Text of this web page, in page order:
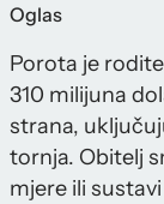
Oglas
Porota je
310 milijuna
strana,
tornja. Obitelj
mjere ili